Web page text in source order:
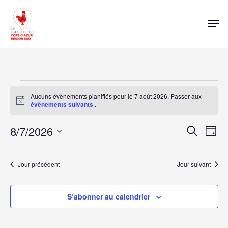
Évènements
for
7
août
2026
Notice
Aucuns évènements planifiés pour le 7 août 2026. Passer aux
évènements suivants .
et
de
Recherche
de
Jour
8/7/2026
date.Jour précédent Jour suivant
S’abonner au calendrier